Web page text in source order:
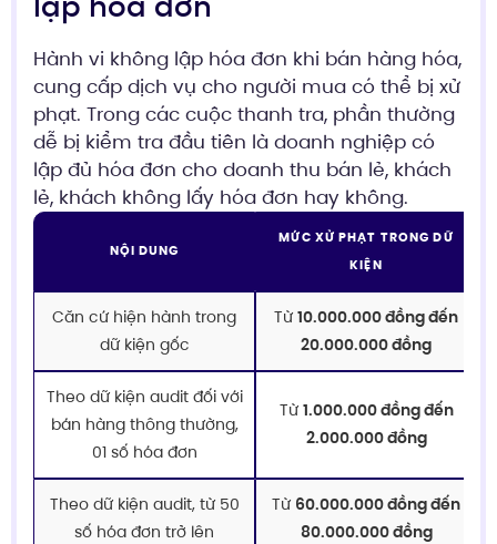
Hành vi không lập hóa đơn khi bán hàng hóa,
cung cấp dịch vụ cho người mua có thể bị xử
phạt. Trong các cuộc thanh tra, phần thường
dễ bị kiểm tra đầu tiên là doanh nghiệp có
lập đủ hóa đơn cho doanh thu bán lẻ, khách
lẻ, khách không lấy hóa đơn hay không.
NỘI DUNG
MỨC XỬ PHẠT TRONG DỮ
KIỆN
Căn cứ hiện hành trong
dữ kiện gốc
Từ 10.000.000 đồng đến
20.000.000 đồng
Theo dữ kiện audit đối với
bán hàng thông thường,
01 số hóa đơn
Từ 1.000.000 đồng đến
2.000.000 đồng
Theo dữ kiện audit, từ 50
số hóa đơn trở lên
Từ 60.000.000 đồng đến
80.000.000 đồng